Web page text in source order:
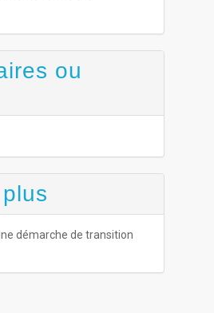
ou
démarche de transition